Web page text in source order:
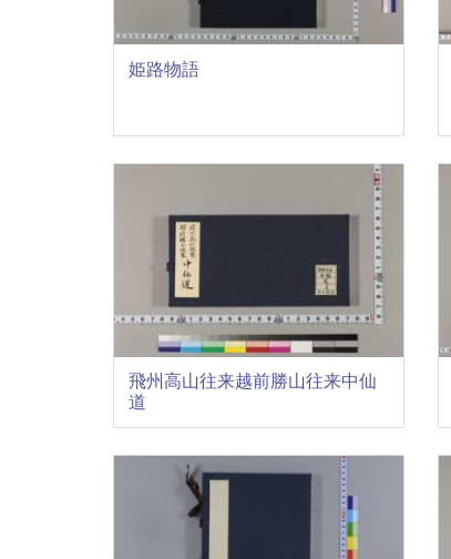
姫路物語
飛州高山往来越前勝山往来中仙
道